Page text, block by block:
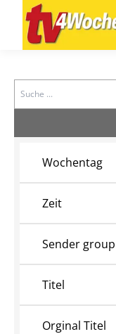
Search
Wochentag
Zeit
Sender group
Titel
Orginal Titel